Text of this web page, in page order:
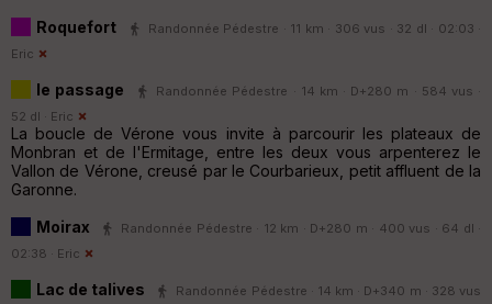
Roquefort
Randonnée Pédestre · 11 km · 306 vus · 32 dl · 02:03 ·
Eric
le passage
Randonnée Pédestre · 14 km · D+280 m · 584 vus ·
52 dl · Eric
La boucle de Vérone vous invite à parcourir les plateaux de
Monbran et de l'Ermitage, entre les deux vous arpenterez le
Vallon de Vérone, creusé par le Courbarieux, petit affluent de la
Garonne.
Moirax
Randonnée Pédestre · 12 km · D+280 m · 400 vus · 64 dl ·
02:38 · Eric
Lac de talives
Randonnée Pédestre · 14 km · D+340 m · 328 vus